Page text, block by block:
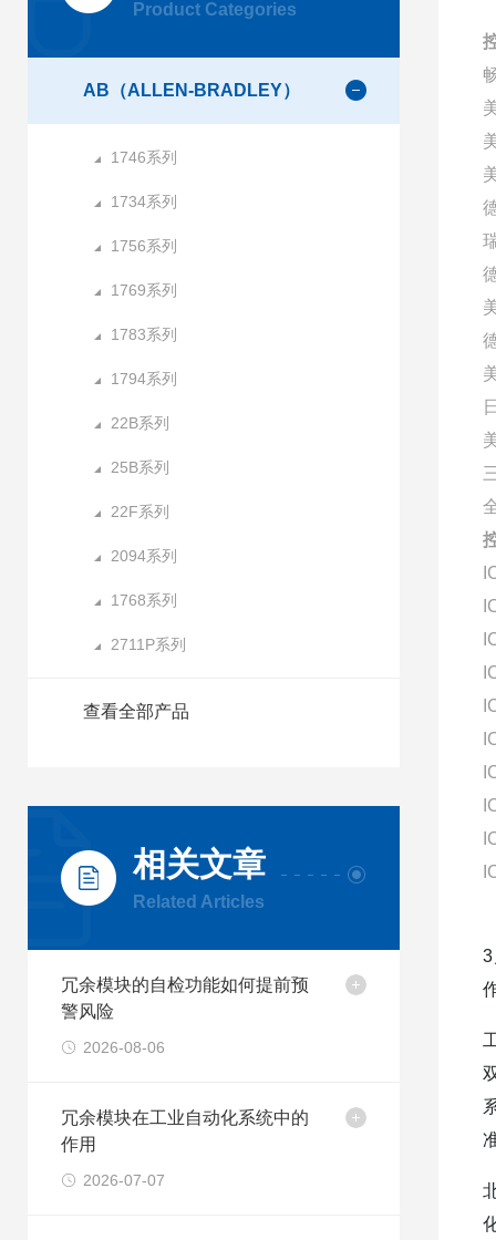
Product Categories
AB（ALLEN-BRADLEY）
1746系列
1734系列
1756系列
1769系列
1783系列
1794系列
22B系列
25B系列
22F系列
2094系列
1768系列
2711P系列
查看全部产品
相关文章
Related Articles
冗余模块的自检功能如何提前预
警风险
2026-08-06
冗余模块在工业自动化系统中的
作用
2026-07-07
3